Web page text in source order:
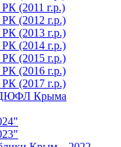
(2011 г.р.)
(2012 г.р.)
(2013 г.р.)
(2014 г.р.)
(2015 г.р.)
(2016 г.р.)
(2017 г.р.)
ДЮФЛ Крыма